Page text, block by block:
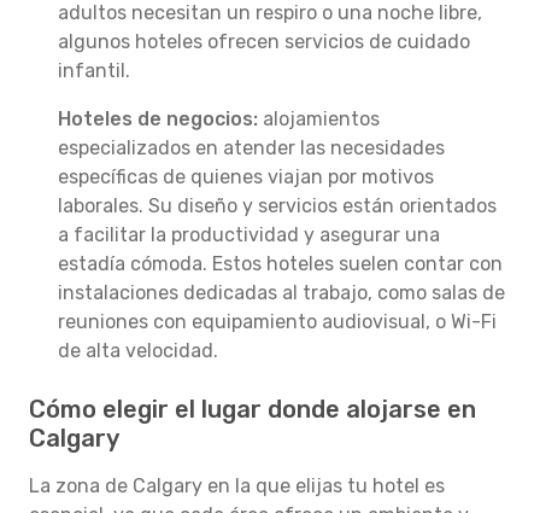
adultos necesitan un respiro o una noche libre,
algunos hoteles ofrecen servicios de cuidado
infantil.
Hoteles de negocios: alojamientos
especializados en atender las necesidades
específicas de quienes viajan por motivos
laborales. Su diseño y servicios están orientados
a facilitar la productividad y asegurar una
estadía cómoda. Estos hoteles suelen contar con
instalaciones dedicadas al trabajo, como salas de
reuniones con equipamiento audiovisual, o Wi-Fi
de alta velocidad.
Cómo elegir el lugar donde alojarse en
Calgary
La zona de Calgary en la que elijas tu hotel es